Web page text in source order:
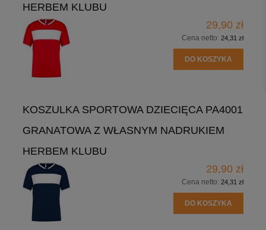
HERBEM KLUBU
29,90 zł
Cena netto: 24,31 zł
DO KOSZYKA
KOSZULKA SPORTOWA DZIECIĘCA PA4001
GRANATOWA Z WŁASNYM NADRUKIEM
HERBEM KLUBU
29,90 zł
Cena netto: 24,31 zł
DO KOSZYKA